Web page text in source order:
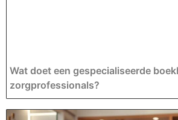
Wat doet een gespecialiseerde
zorgprofessionals?